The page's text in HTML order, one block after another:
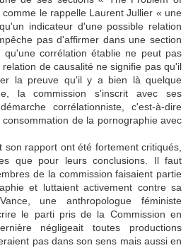
le rappelle Laurent Jullier « une
indicateur d'une possible relation
pas d'affirmer dans une section
corrélation établie ne peut pas
de causalité ne signifie pas qu'il
la preuve qu'il y a bien là quelque
la commission s'inscrit avec ses
corrélationniste, c'est-à-dire
de la pornographie avec
son rapport ont été fortement critiqués,
que pour leurs conclusions. Il faut
de la commission faisaient partie
et luttaient activement contre sa
une anthropologue féministe
le parti pris de la Commission en
négligeait toutes productions
pas dans son sens mais aussi en